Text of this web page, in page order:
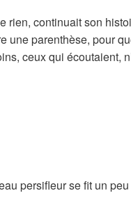
rien, continuait son
une parenthèse, pour
ceux qui écoutaient,
persifleur se fit un